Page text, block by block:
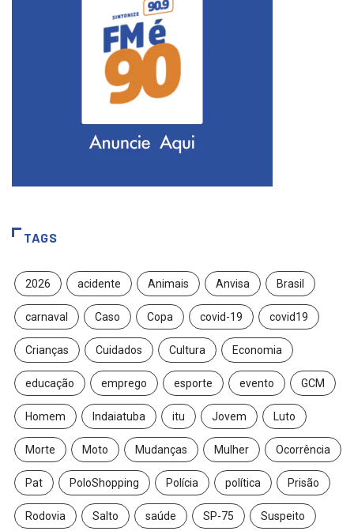
TAGS
2026 acidente Animais Anvisa Brasil
carnaval Caso Copa covid-19 covid19
Crianças Cuidados Cultura Economia
educação emprego esporte evento GCM
Homem Indaiatuba itu Jovem Luto
Morte Moto Mudanças Mulher Ocorrência
Pat PoloShopping Polícia política Prisão
Rodovia Salto saúde SP-75 Suspeito